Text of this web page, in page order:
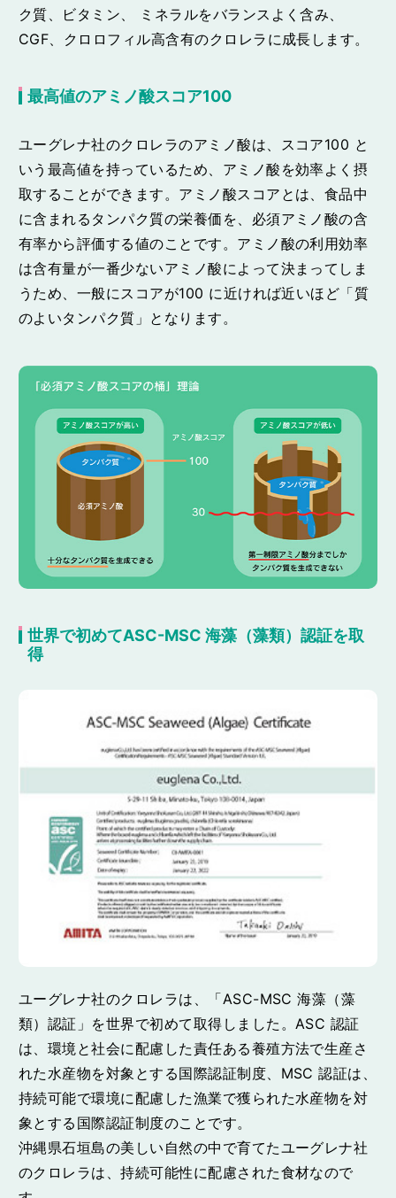
ク質、ビタミン、 ミネラルをバランスよく含み、
CGF、クロロフィル高含有のクロレラに成長します。
最高値のアミノ酸スコア100
ユーグレナ社のクロレラのアミノ酸は、スコア100 と
いう最高値を持っているため、アミノ酸を効率よく摂
取することができます。アミノ酸スコアとは、食品中
に含まれるタンパク質の栄養価を、必須アミノ酸の含
有率から評価する値のことです。アミノ酸の利用効率
は含有量が一番少ないアミノ酸によって決まってしま
うため、一般にスコアが100 に近ければ近いほど「質
のよいタンパク質」となります。
世界で初めてASC-MSC 海藻（藻類）認証を取
得
ユーグレナ社のクロレラは、「ASC-MSC 海藻（藻
類）認証」を世界で初めて取得しました。ASC 認証
は、環境と社会に配慮した責任ある養殖方法で生産さ
れた水産物を対象とする国際認証制度、MSC 認証は、
持続可能で環境に配慮した漁業で獲られた水産物を対
象とする国際認証制度のことです。
沖縄県石垣島の美しい自然の中で育てたユーグレナ社
のクロレラは、持続可能性に配慮された食材なので